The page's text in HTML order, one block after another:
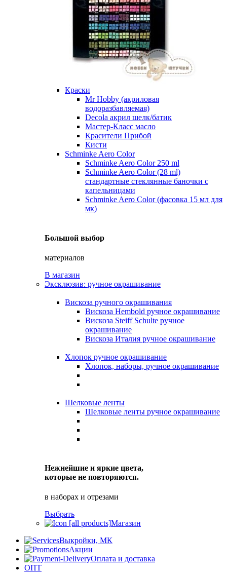
Краски
Mr Hobby (акриловая
водоразбавляемая)
Decola акрил шелк/батик
Мастер-Класс масло
Красители Прибой
Кисти
Schminke Aero Color
Schminke Aero Color 250 ml
Schminke Aero Color (28 ml)
стандартные стеклянные баночки с
капельницами
Schminke Aero Color (фасовка 15 мл для
мк)
Большой выбор
материалов
В магазин
Эксклюзив: ручное окрашивание
Вискоза ручного окрашивания
Вискоза Hembold ручное окрашивание
Вискоза Steiff Schulte ручное
окрашивание
Вискоза Италия ручное окрашивание
Хлопок ручное окрашивание
Хлопок, наборы, ручное окрашивание
Шелковые ленты
Шелковые ленты ручное окрашивание
Нежнейшие и яркие цвета,
которые не повторяются.
в наборах и отрезами
Выбрать
Магазин
Выкройки, МК
Акции
Оплата и доставка
ОПТ